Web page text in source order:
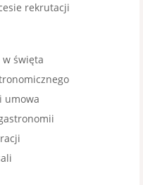
rekrutacji
święta
umowa